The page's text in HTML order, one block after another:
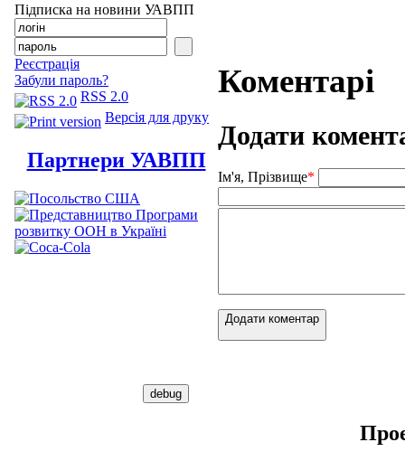
Підписка на новини УАВПП
Реєстрація
Забули пароль?
RSS 2.0
Версія для друку
Партнери УАВПП
Коментарі
Додати
Ім'я, Прізвище*
Додати коментар